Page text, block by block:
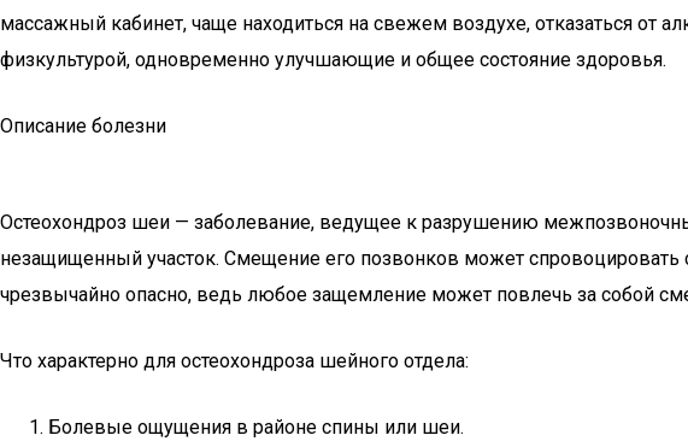
массажный кабинет, чаще находиться на свежем воздухе, отказаться от
физкультурой, одновременно улучшающие и общее состояние здоровья.
Описание болезни
Остеохондроз шеи — заболевание, ведущее к разрушению
незащищенный участок. Смещение его позвонков может
чрезвычайно опасно, ведь любое защемление может повлечь за собой
Что характерно для остеохондроза шейного отдела:
Болевые ощущения в районе спины или шеи.